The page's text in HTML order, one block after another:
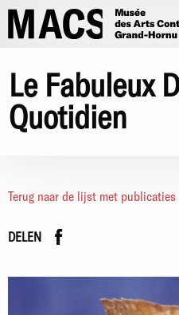
Overslaan en naar de inhoud gaan
Le Fabuleux
Quotidien
Terug naar de lijst met publicaties
DELEN